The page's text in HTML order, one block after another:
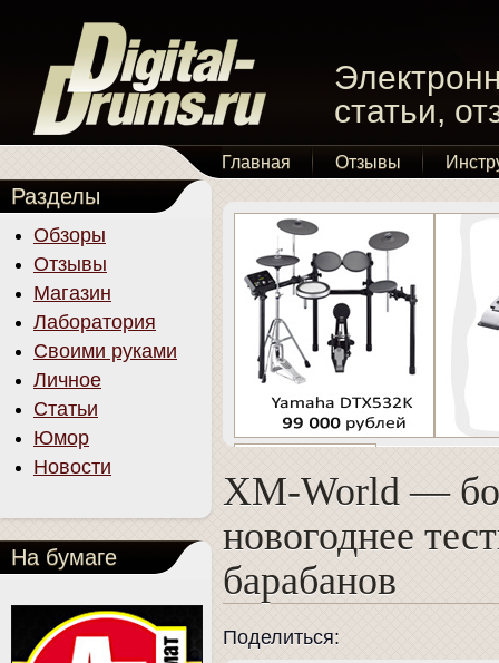
статьи,
Главная Отзывы
XM-World —
новогоднее
барабанов
Поделиться:
Разделы
Обзоры
Отзывы
Магазин
Лаборатория
Своими руками
Личное
Статьи
Юмор
Новости
На бумаге